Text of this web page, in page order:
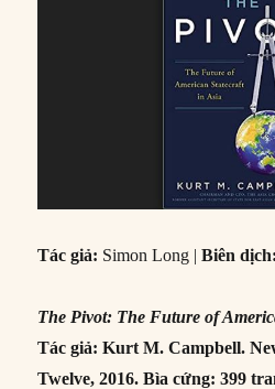
Tác giả: Simon Long |Biên
The Pivot: The Future of
Tác giả: Kurt M. Campbell.
Twelve, 2016. Bìa cứng: 399